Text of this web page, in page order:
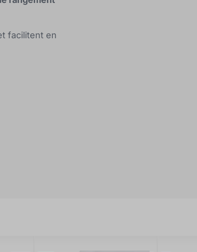
facilitent en